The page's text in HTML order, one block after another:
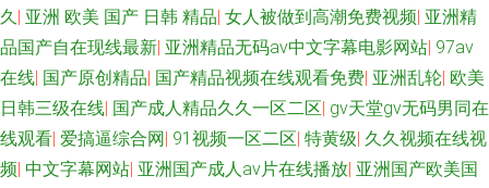
久| 亚洲 欧美 国产 日韩 精品| 女人被做到高潮免费视频| 亚洲精
品国产自在现线最新| 亚洲精品无码av中文字幕电影网站| 97av
在线| 国产原创精品| 国产精品视频在线观看免费| 亚洲乱轮| 欧美
日韩三级在线| 国产成人精品久久一区二区| gv天堂gv无码男同在
线观看| 爱搞逼综合网| 91视频一区二区| 特黄级| 久久视频在线视
频| 中文字幕网站| 亚洲国产成人av片在线播放| 亚洲国产欧美国